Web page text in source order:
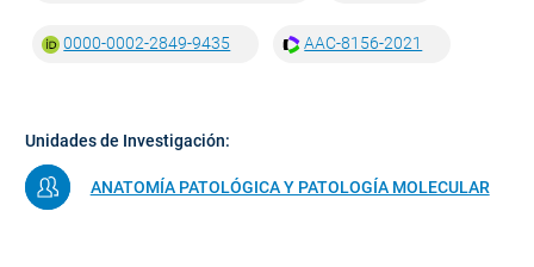
0000-0002-2849-9435 AAC-8156-2021
Unidades de Investigación:
ANATOMÍA PATOLÓGICA Y PATOLOGÍA MOLECULAR